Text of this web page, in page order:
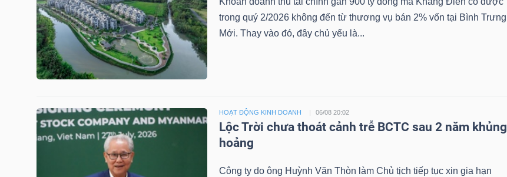
trong quý 2/2026 không đến từ thương vụ bán 2% vốn tại Bình Trưng
Mới. Thay vào đó, đây chủ yếu là...
HOẠT ĐỘNG KINH DOANH 06/08 20:02
Lộc Trời chưa thoát cảnh trễ BCTC sau 2 năm khủng
hoảng
Công ty do ông Huỳnh Văn Thòn làm Chủ tịch tiếp tục xin gia hạn
PHÁI
SINH
TRÁI
PHIẾU